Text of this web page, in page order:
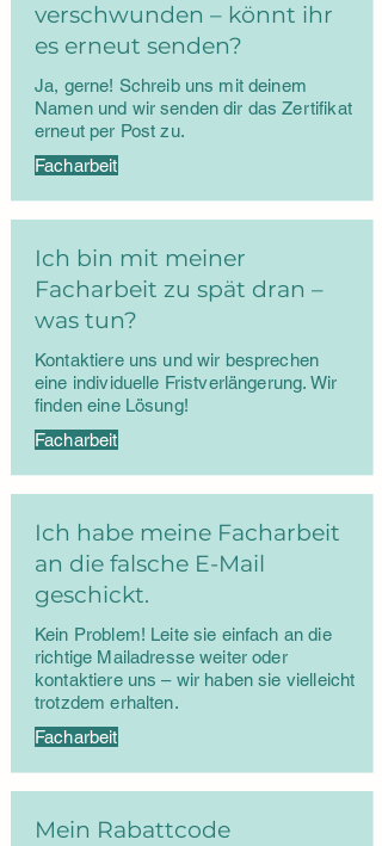
verschwunden – könnt ihr
es erneut senden?
Ja, gerne! Schreib uns mit deinem
Namen und wir senden dir das Zertifikat
erneut per Post zu.
Facharbeit
Ich bin mit meiner
Facharbeit zu spät dran –
was tun?
Kontaktiere uns und wir besprechen
eine individuelle Fristverlängerung. Wir
finden eine Lösung!
Facharbeit
Ich habe meine Facharbeit
an die falsche E-Mail
geschickt.
Kein Problem! Leite sie einfach an die
richtige Mailadresse weiter oder
kontaktiere uns – wir haben sie vielleicht
trotzdem erhalten.
Facharbeit
Mein Rabattcode